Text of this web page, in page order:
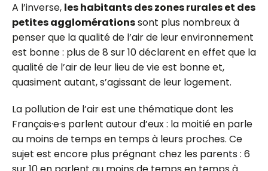
A l’inverse, les habitants des zones rurales et des
petites agglomérationssont plus nombreux à
penser que la qualité de l’air de leur environnement
est bonne : plus de 8 sur 10 déclarent en effet que la
qualité de l’air de leur lieu de vie est bonne et,
quasiment autant, s’agissant de leur logement.
La pollution de l’air est une thématique dont les
Français·e·s parlent autour d’eux : la moitié en parle
au moins de temps en temps à leurs proches. Ce
sujet est encore plus prégnant chez les parents : 6